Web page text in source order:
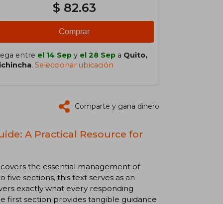
$ 82.63
Comprar
entre el 14 Sep y el 28 Sep a Quito,
. Seleccionar ubicación
Comparte y gana dinero
A Practical Resource for
the essential management of
sections, this text serves as an
exactly what every responding
first section provides tangible guidance